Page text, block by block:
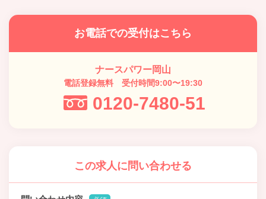
お電話での受付はこちら
ナースパワー岡山
電話登録無料 受付時間9:00〜19:30
0120-7480-51
この求人に問い合わせる